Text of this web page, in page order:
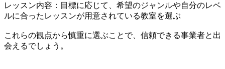
レッスン内容：目標に応じて、希望のジャンルや自分のレベ
ルに合ったレッスンが用意されている教室を選ぶ
これらの観点から慎重に選ぶことで、信頼できる事業者と出
会えるでしょう。